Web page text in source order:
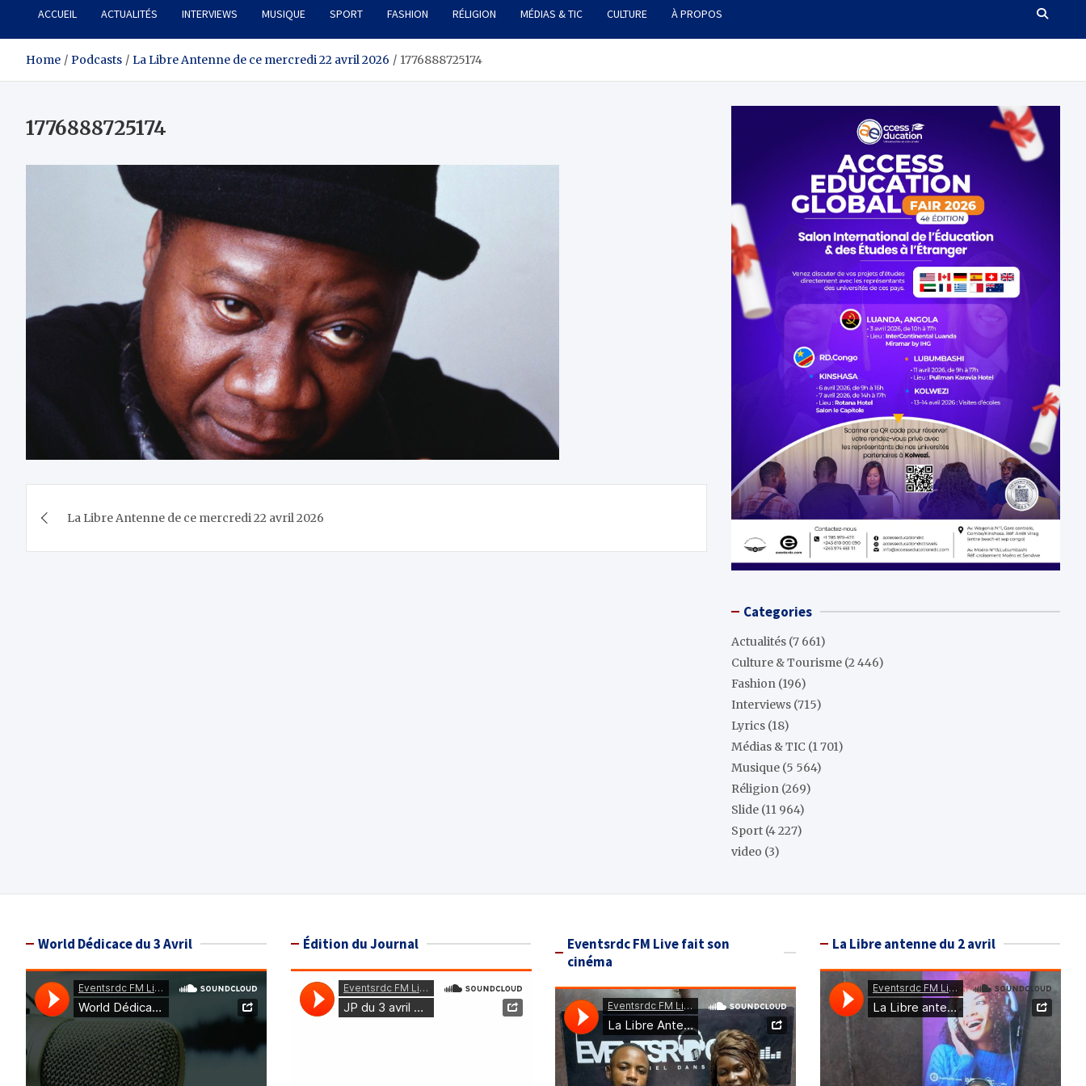
ACCUEIL ACTUALITÉS INTERVIEWS MUSIQUE SPORT FASHION RÉLIGION MÉDIAS & TIC CULTURE À PROPOS
Home Podcasts La Libre Antenne de ce mercredi 22 avril 2026 1776888725174
1776888725174
de
La Libre Antenne de ce mercredi 22 avril 2026
Categories
Actualités (7 661)
Culture & Tourisme (2 446)
Fashion (196)
Interviews (715)
Lyrics (18)
Médias & TIC (1 701)
Musique (5 564)
Réligion (269)
Slide (11 964)
Sport (4 227)
video (3)
World Dédicace du 3 Avril Édition du Journal
Eventsrdc FM Live fait son
cinéma
La Libre antenne du 2 avril